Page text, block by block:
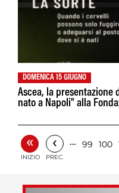
DOMENICA 15 GIUGNO
Ascea, la presentazione
nato a Napoli" alla
«
INIZIO
‹
PREC.
… 99 100